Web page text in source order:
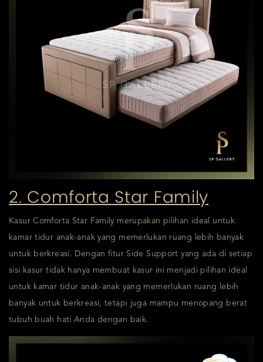
2. Comforta Star Family
Kasur Comforta Star Family merupakan pilihan ideal untuk
kamar tidur anak-anak yang memerlukan ruang lebih banyak
untuk berkreasi. Dengan fitur Side Support yang ada di setiap
sisi kasur tidak hanya membuat kasur ini menjadi pilihan ideal
untuk kamar tidur anak-anak yang memerlukan ruang lebih
banyak untuk berkreasi, tetapi juga mampu menopang berat
tubuh buah hati Anda dengan baik.